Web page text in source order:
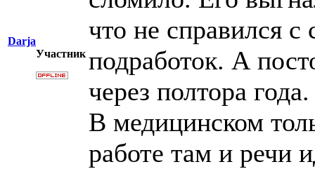
Darja
Участник
что не справился
подработок. А
через полтора года.
В медицинском
работе там и речи